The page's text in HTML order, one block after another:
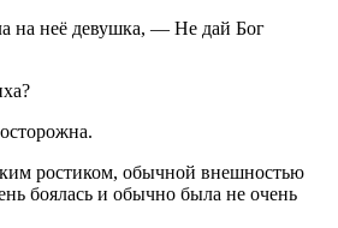
неё девушка, — Не дай Бог
ростиком, обычной внешностью
боялась и обычно была не очень